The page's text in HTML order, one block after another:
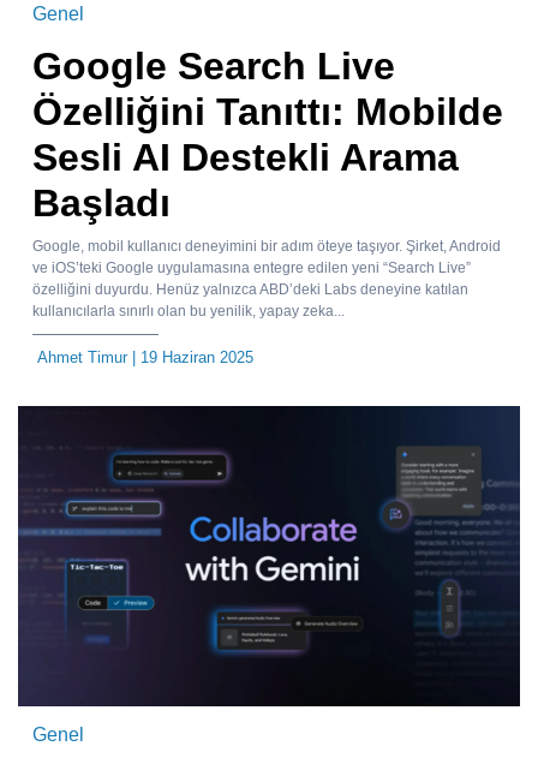
Genel
Google Search Live
Özelliğini Tanıttı: Mobilde
Sesli AI Destekli Arama
Başladı
Google, mobil kullanıcı deneyimini bir adım öteye taşıyor. Şirket, Android
ve iOS’teki Google uygulamasına entegre edilen yeni “Search Live”
özelliğini duyurdu. Henüz yalnızca ABD’deki Labs deneyine katılan
kullanıcılarla sınırlı olan bu yenilik, yapay zeka...
Ahmet Timur| 19 Haziran 2025
Genel